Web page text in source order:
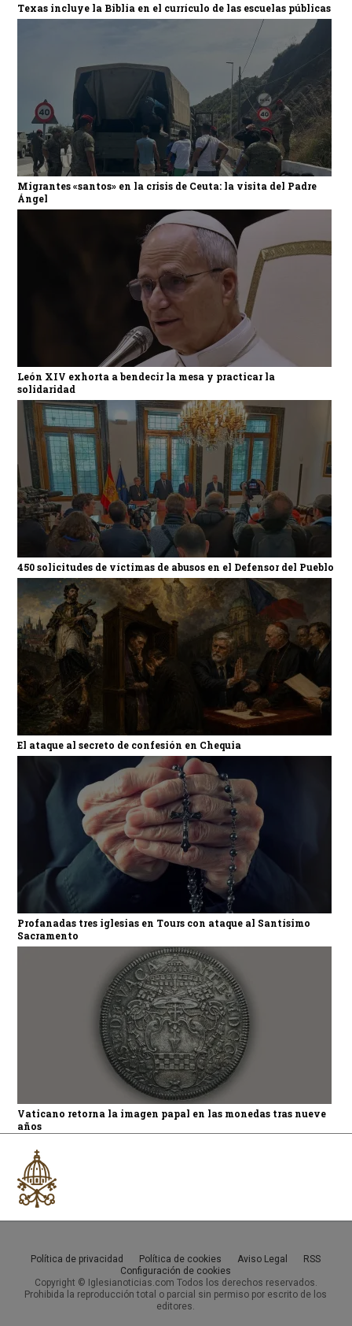
Texas incluye la Biblia en el currículo de las escuelas públicas
Migrantes «santos» en la crisis de Ceuta: la visita del Padre
Ángel
León XIV exhorta a bendecir la mesa y practicar la
solidaridad
450 solicitudes de víctimas de abusos en el Defensor del Pueblo
El ataque al secreto de confesión en Chequia
Profanadas tres iglesias en Tours con ataque al Santísimo
Sacramento
Vaticano retorna la imagen papal en las monedas tras nueve
años
Política de privacidad Política de cookies Aviso Legal
RSS
Configuración de cookies
Copyright © Iglesianoticias.com Todos los derechos reservados.
Prohibida la reproducción total o parcial sin permiso por escrito de los
editores.